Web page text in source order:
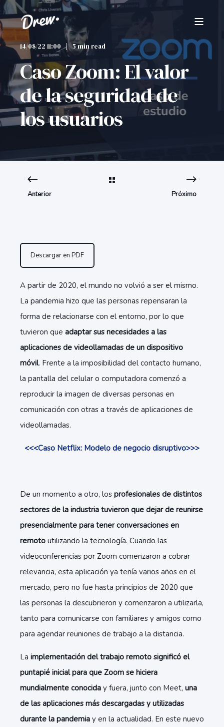
14/08/22 11:00 5 min read
Caso Zoom: El valor
de la seguridad de
los usuarios
Anterior Próximo
Descargar en PDF
A partir de 2020, el mundo no volvió a ser el mismo.
La pandemia hizo que las personas repensaran la
forma de relacionarse con el entorno, por lo que
tuvieron que adaptar sus necesidades a las
aplicaciones de videollamadas de un dispositivo
móvil. Frente a la imposibilidad del contacto humano,
la pantalla del celular o computadora comenzó a
reproducir la imagen de diversas personas en
comunicación con otras a través de aplicaciones de
videollamadas.
<<<Caso Netflix: Modelo de negocio disruptivo>>>
De un momento a otro, los profesionales de distintos
sectores de la industria tuvieron que dejar de reunirse
presencialmente para tener conversaciones en
remoto utilizando la tecnología. Cuando las
videoconferencias por Zoom comenzaron a cobrar
relevancia, esta aplicación ya tenía varios años en el
mercado, pero no fue hasta principios de 2020 que
las personas la descubrieron y comenzaron a utilizarla,
tanto para comunicarse con familiares y amigos como
para agendar reuniones de trabajo a la distancia.
La implementación del trabajo remoto significó el
puntapié inicial para que Zoom se hiciera
mundialmente conocida y fuera, junto con Meet, una
de las aplicaciones más descargadas y utilizadas
durante la pandemia y en la actualidad. En este nuevo